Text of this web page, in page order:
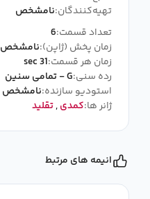
تهیه‌کنندگان:نامشخص
تعداد قسمت:6
زمان پخش (ژاپن):نامشخص
زمان هر قسمت:31 sec
رده سنی:G - تمامی سنین
استودیو سازنده:نامشخص
ژانر ها:کمدی,تقلید
انیمه های مرتبط